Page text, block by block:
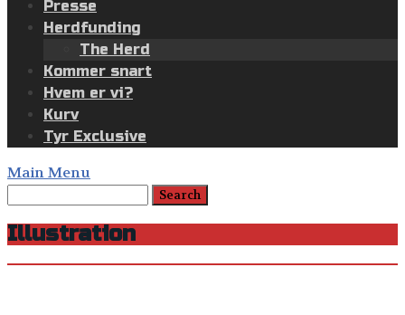
Presse
Herdfunding
The Herd
Kommer snart
Hvem er vi?
Kurv
Tyr Exclusive
Main Menu
Illustration